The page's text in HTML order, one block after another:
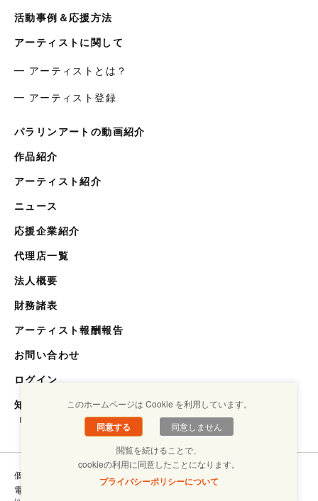
活動事例＆応援方法
アーティストに関して
━ アーティストとは？
━ アーティスト登録
パラリンアートの動画紹介
作品紹介
アーティスト紹介
ニュース
応援企業紹介
代理店一覧
法人概要
財務諸表
アーティスト報酬報告
お問い合わせ
ログイン
知らない世界を知るメディア
「キクエスト」
個人情報保護方針
コンプライアンスについて
電子ブックラボ
このホームページは Cookie を利用しています。
同意する
同意しません
閲覧を続けることで、
cookieの利用に同意したことになります。
プライバシーポリシーについて